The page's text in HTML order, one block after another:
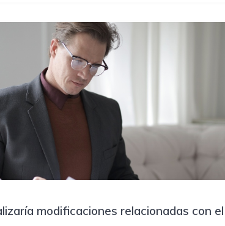
modificaciones relacionadas con el